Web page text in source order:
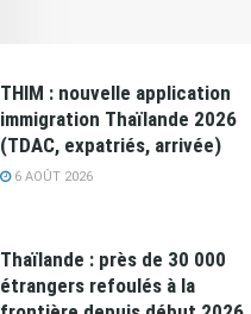
THIM : nouvelle application
immigration Thaïlande 2026
(TDAC, expatriés, arrivée)
6 AOÛT 2026
Thaïlande : près de 30 000
étrangers refoulés à la